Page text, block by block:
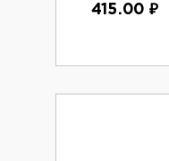
415.00 ₽